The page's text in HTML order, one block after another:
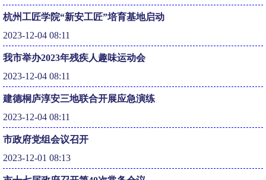
杭州工匠学院“新安工匠”培育基地启动
2023-12-04 08:11
我市举办2023年残疾人趣味运动会
2023-12-04 08:11
建德桐庐淳安三地联合开展应急演练
2023-12-04 08:11
市政府党组会议召开
2023-12-01 08:13